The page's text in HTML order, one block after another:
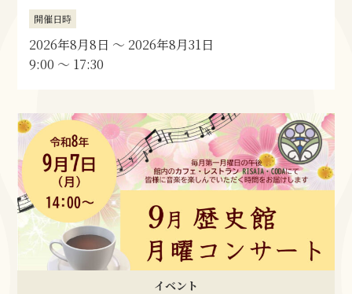
開催日時
2026年8月8日 〜 2026年8月31日
9:00 〜 17:30
イベント